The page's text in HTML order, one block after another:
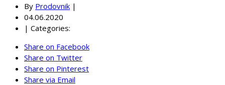
By Prodovnik |
04.06.2020
| Categories:
Share on Facebook
Share on Twitter
Share on Pinterest
Share via Email